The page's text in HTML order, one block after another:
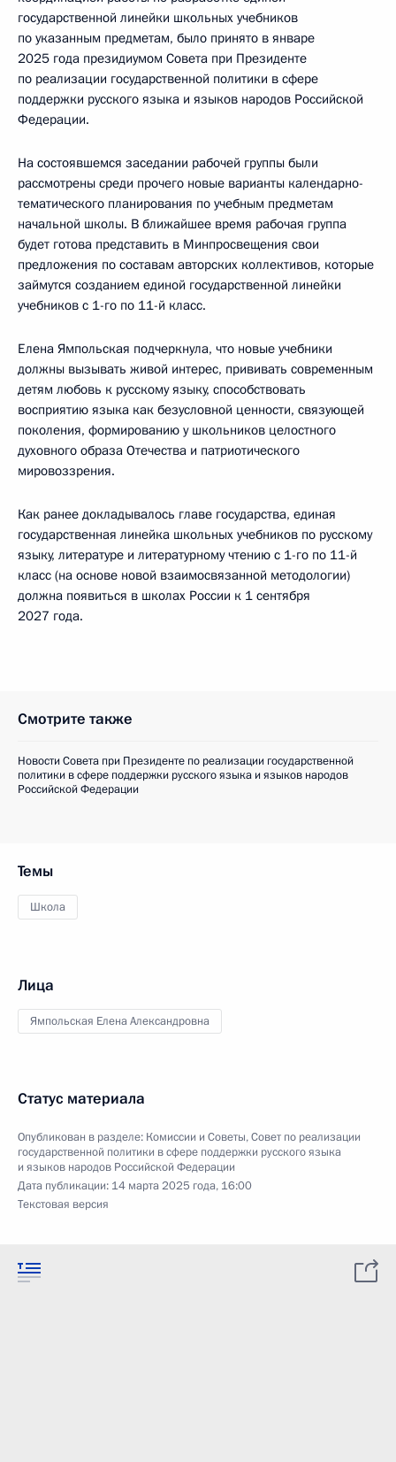
государственной линейки школьных учебников
по указанным предметам, было принято в январе
2025 года президиумом Совета при Президенте
по реализации государственной политики в сфере
поддержки русского языка и языков народов Российской
Федерации.
На состоявшемся заседании рабочей группы были
рассмотрены среди прочего новые варианты календарно-
тематического планирования по учебным предметам
начальной школы. В ближайшее время рабочая группа
будет готова представить в Минпросвещения свои
предложения по составам авторских коллективов, которые
займутся созданием единой государственной линейки
учебников с 1-го по 11-й класс.
Елена Ямпольская подчеркнула, что новые учебники
должны вызывать живой интерес, прививать современным
детям любовь к русскому языку, способствовать
восприятию языка как безусловной ценности, связующей
поколения, формированию у школьников целостного
духовного образа Отечества и патриотического
мировоззрения.
Как ранее докладывалось главе государства, единая
государственная линейка школьных учебников по русскому
языку, литературе и литературному чтению с 1-го по 11-й
класс (на основе новой взаимосвязанной методологии)
должна появиться в школах России к 1 сентября
2027 года.
Смотрите также
Новости Совета при Президенте по реализации государственной
политики в сфере поддержки русского языка и языков народов
Российской Федерации
Темы
Школа
Лица
Ямпольская Елена Александровна
Статус материала
Опубликован в разделе: Комиссии и Советы,Совет по реализации
государственной политики в сфере поддержки русского языка
и языков народов Российской Федерации
Дата публикации: 14 марта 2025 года, 16:00
Текстовая версия